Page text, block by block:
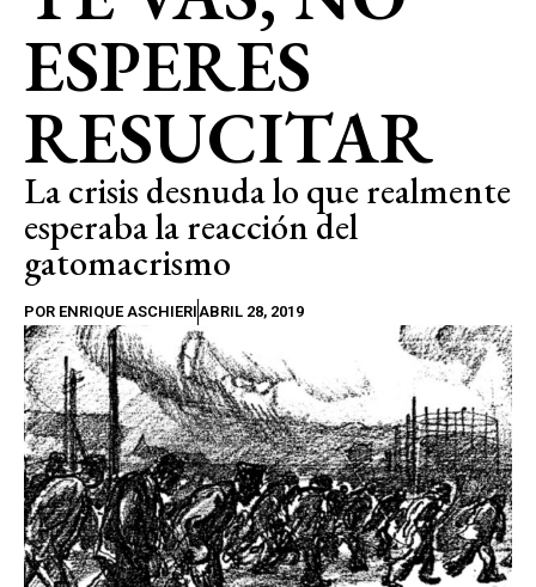
ESPERES
RESUCITAR
La crisis desnuda lo que realmente
esperaba la reacción del
gatomacrismo
POR ENRIQUE ASCHIERIABRIL 28, 2019